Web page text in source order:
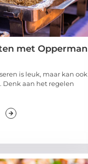
met Opperman
is leuk, maar kan ook
Denk aan het regelen